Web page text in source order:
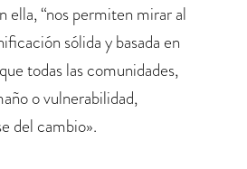
ella, “nos permiten mirar al
sólida y basada en
todas las comunidades,
o vulnerabilidad,
del cambio».